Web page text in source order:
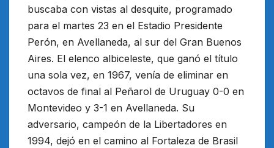
buscaba con vistas al desquite, programado
para el martes 23 en el Estadio Presidente
Perón, en Avellaneda, al sur del Gran Buenos
Aires. El elenco albiceleste, que ganó el título
una sola vez, en 1967, venía de eliminar en
octavos de final al Peñarol de Uruguay 0-0 en
Montevideo y 3-1 en Avellaneda. Su
adversario, campeón de la Libertadores en
1994, dejó en el camino al Fortaleza de Brasil